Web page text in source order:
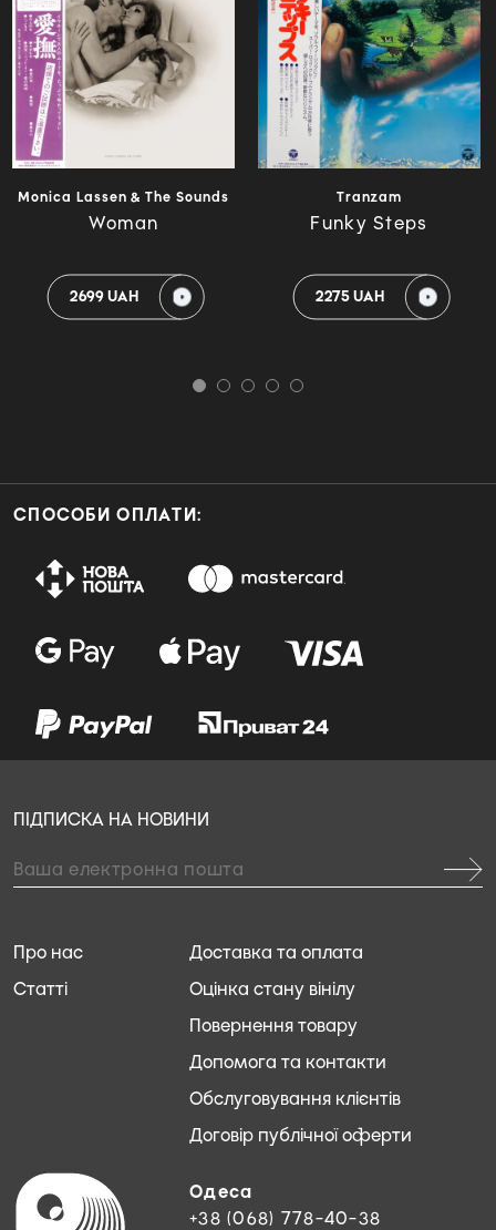
Monica Lassen & The Sounds
Woman
2699 UAH
Tranzam
Funky Steps
2275 UAH
СПОСОБИ ОПЛАТИ:
Одеса
+38 (068) 778-40-38
Доставка та оплата
Оцінка стану вінілу
Повернення товару
Допомога та контакти
Обслуговування клієнтів
Договір публічної оферти
Про нас
Статті
ПІДПИСКА НА НОВИНИ